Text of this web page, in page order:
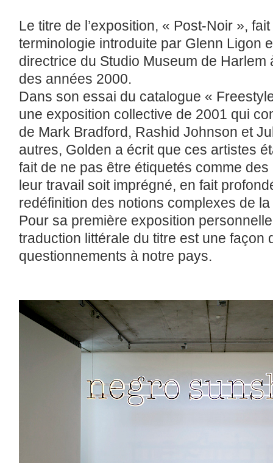
Le titre de l’exposition, « Post-Noir »,
terminologie introduite par Glenn Ligon
directrice du Studio Museum de Harlem
des années 2000.
Dans son essai du catalogue «
une exposition collective de 2001 qui
de Mark Bradford, Rashid Johnson et
autres, Golden a écrit que ces artistes
fait de ne pas être étiquetés comme des
leur travail soit imprégné, en fait
redéfinition des notions complexes de
Pour sa première exposition
traduction littérale du titre est une façon
questionnements à notre pays.